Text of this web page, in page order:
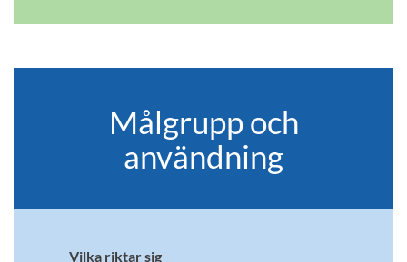
Målgrupp och
användning
Vilka riktar sig